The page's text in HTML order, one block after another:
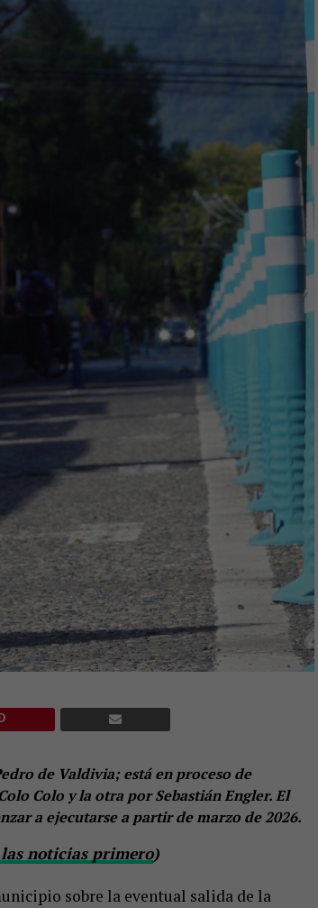
de Valdivia; está en proceso de
Colo y la otra por Sebastián Engler. El
a ejecutarse a partir de marzo de 2026.
noticias primero)
sobre la eventual salida de la